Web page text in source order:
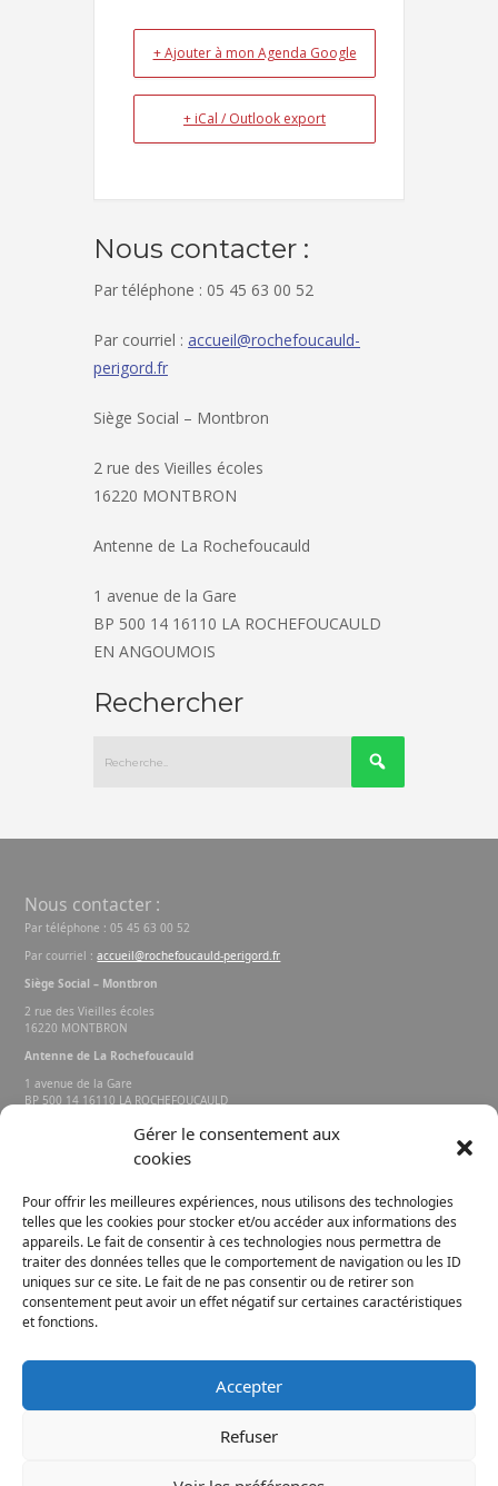
Gérer le consentement aux
cookies
Pour offrir les meilleures expériences, nous utilisons des technologies
telles que les cookies pour stocker et/ou accéder aux informations des
appareils. Le fait de consentir à ces technologies nous permettra de
traiter des données telles que le comportement de navigation ou les ID
uniques sur ce site. Le fait de ne pas consentir ou de retirer son
consentement peut avoir un effet négatif sur certaines caractéristiques
et fonctions.
Accepter
Refuser
+ Ajouter à mon Agenda Google
+ iCal / Outlook export
Nous contacter :
Par téléphone : 05 45 63 00 52
Par courriel : accueil@rochefoucauld-
perigord.fr
Siège Social – Montbron
2 rue des Vieilles écoles
16220 MONTBRON
Antenne de La Rochefoucauld
1 avenue de la Gare
BP 500 14 16110 LA ROCHEFOUCAULD
EN ANGOUMOIS
Rechercher
Nous contacter :
Par téléphone : 05 45 63 00 52
Par courriel :accueil@rochefoucauld-perigord.fr
Siège Social – Montbron
2 rue des Vieilles écoles
16220 MONTBRON
Antenne de La Rochefoucauld
1 avenue de la Gare
BP 500 14 16110 LA ROCHEFOUCAULD